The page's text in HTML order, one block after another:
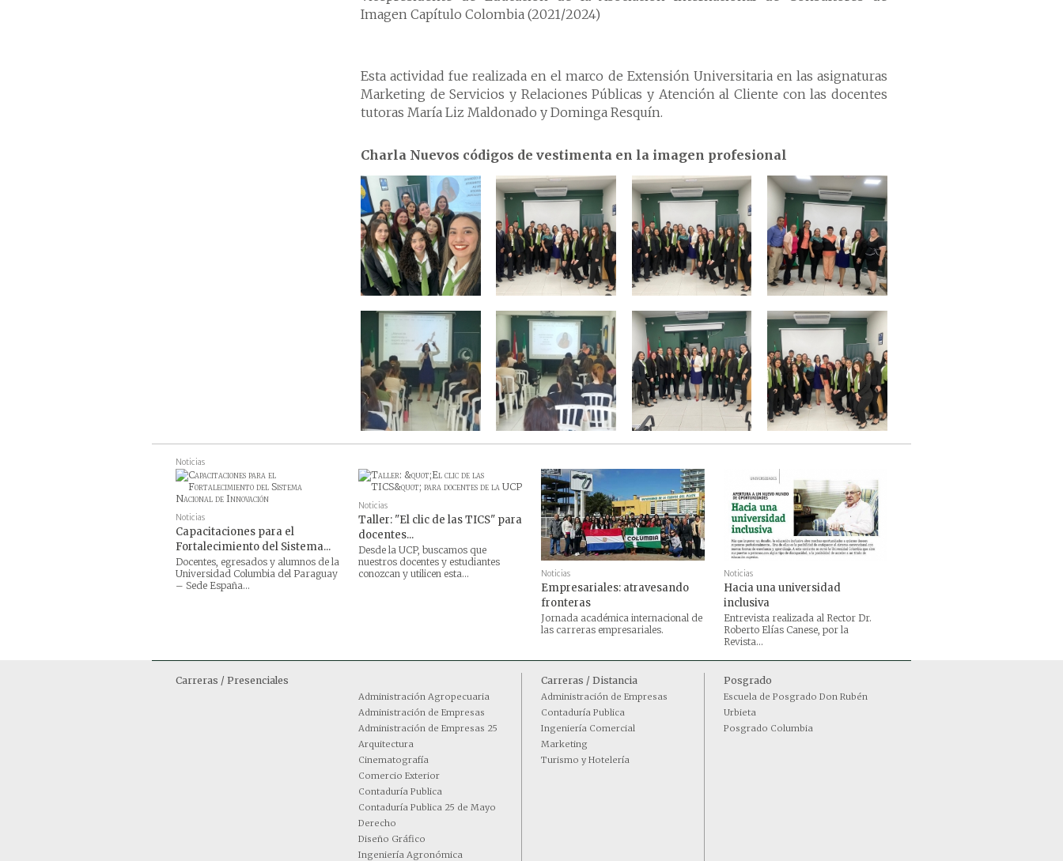
Imagen Capítulo Colombia (2021/2024)
Esta actividad fue realizada en el marco de Extensión Universitaria en las asignaturas
Marketing de Servicios y Relaciones Públicas y Atención al Cliente con las docentes
tutoras María Liz Maldonado y Dominga Resquín.
Charla Nuevos códigos de vestimenta en la imagen profesional
Noticias
Noticias
Capacitaciones para el
Fortalecimiento del Sistema...
Docentes, egresados y alumnos de la
Universidad Columbia del Paraguay
– Sede España...
Noticias
Taller: "El clic de las TICS" para
docentes...
Desde la UCP, buscamos que
nuestros docentes y estudiantes
conozcan y utilicen esta...
Noticias
Empresariales: atravesando
fronteras
Jornada académica internacional de
las carreras empresariales.
Noticias
Hacia una universidad
inclusiva
Entrevista realizada al Rector Dr.
Roberto Elías Canese, por la
Revista...
Carreras / Presenciales
Administración Agropecuaria
Administración de Empresas
Administración de Empresas 25
Arquitectura
Cinematografía
Comercio Exterior
Contaduría Publica
Contaduría Publica 25 de Mayo
Derecho
Diseño Gráfico
Ingeniería Agronómica
Carreras / Distancia
Administración de Empresas
Contaduría Publica
Ingeniería Comercial
Marketing
Turismo y Hotelería
Posgrado
Escuela de Posgrado Don Rubén
Urbieta
Posgrado Columbia